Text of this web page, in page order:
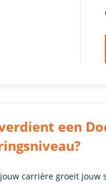
een
carrière groeit jouw